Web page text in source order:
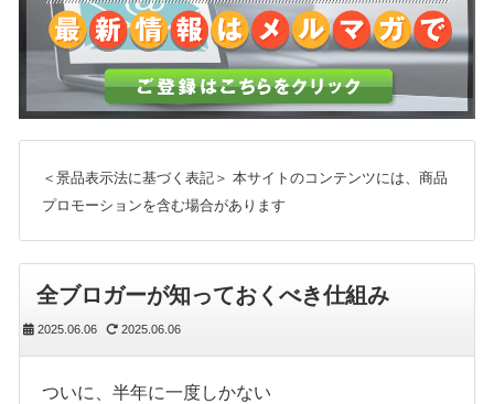
＜景品表示法に基づく表記＞ 本サイトのコンテンツには、商品
プロモーションを含む場合があります
全ブロガーが知っておくべき仕組み
2025.06.06 2025.06.06
ついに、半年に一度しかない